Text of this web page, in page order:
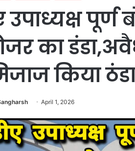
उपाध्यक्ष पूर्ण
का
किया
April 1, 2026